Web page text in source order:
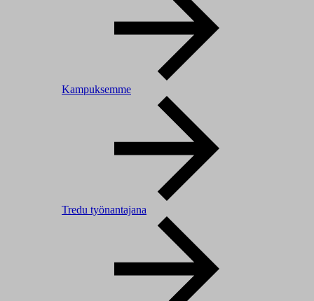
Kampuksemme
Tredu työnantajana